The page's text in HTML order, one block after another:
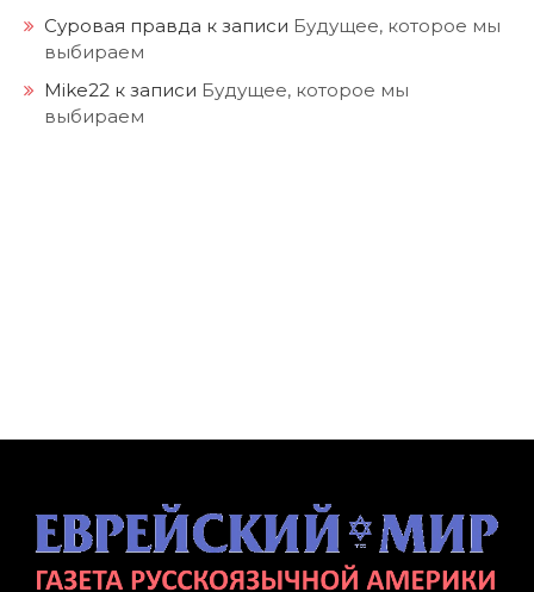
Суровая правда к записи Будущее, которое мы
выбираем
Mike22 к записи Будущее, которое мы
выбираем